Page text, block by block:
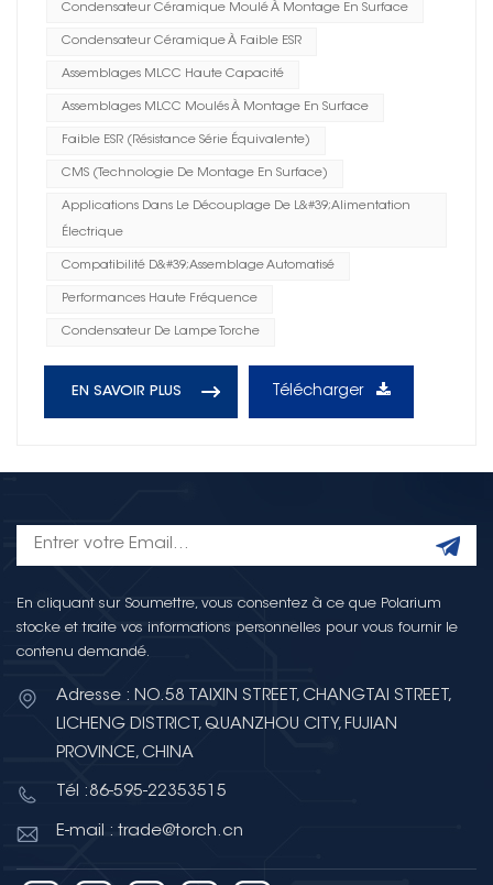
Condensateur Céramique Moulé À Montage En Surface
Condensateur Céramique À Faible ESR
Assemblages MLCC Haute Capacité
Assemblages MLCC Moulés À Montage En Surface
Faible ESR (résistance Série Équivalente)
CMS (technologie De Montage En Surface)
Applications Dans Le Découplage De L&#39;alimentation
Électrique
Compatibilité D&#39;assemblage Automatisé
Performances Haute Fréquence
Condensateur De Lampe Torche
EN SAVOIR PLUS Télécharger
En cliquant sur Soumettre, vous consentez à ce que Polarium
stocke et traite vos informations personnelles pour vous fournir le
contenu demandé.
Adresse : NO.58 TAIXIN STREET, CHANGTAI STREET,
LICHENG DISTRICT, QUANZHOU CITY, FUJIAN
PROVINCE, CHINA
Tél :86-595-22353515
E-mail : trade@torch.cn